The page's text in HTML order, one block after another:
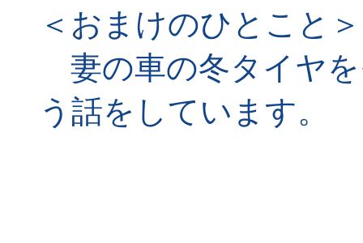
＜おまけのひとこと＞
妻の車の冬タイヤ
う話をしています。